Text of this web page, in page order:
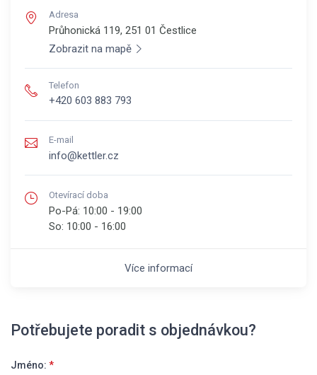
Adresa
Průhonická 119, 251 01 Čestlice
Zobrazit na mapě
Telefon
+420 603 883 793
E-mail
info@kettler.cz
Otevírací doba
Po-Pá: 10:00 - 19:00
So: 10:00 - 16:00
Více informací
Potřebujete poradit s objednávkou?
Jméno: *